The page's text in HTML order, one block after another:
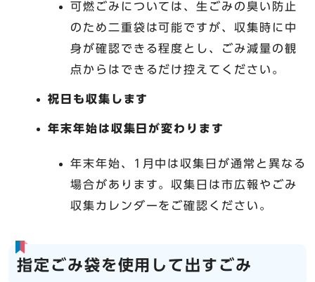
可燃ごみについては、生ごみの臭い防止
のため二重袋は可能ですが、収集時に中
身が確認できる程度とし、ごみ減量の観
点からはできるだけ控えてください。
祝日も収集します
年末年始は収集日が変わります
年末年始、1月中は収集日が通常と異なる
場合があります。収集日は市広報やごみ
収集カレンダーをご確認ください。
指定ごみ袋を使用して出すごみ